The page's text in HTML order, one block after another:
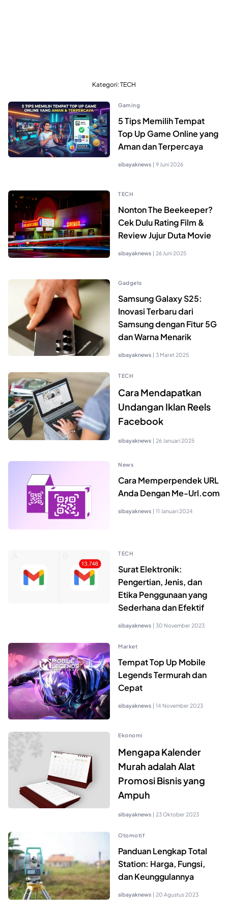
Kategori:TECH
Gaming
5 Tips Memilih Tempat
Top Up Game Online yang
Aman dan Terpercaya
sibayaknews | 9 Juni 2026
TECH
Nonton The Beekeeper?
Cek Dulu Rating Film &
Review Jujur Duta Movie
sibayaknews | 26 Juni 2025
Gadgets
Samsung Galaxy S25:
Inovasi Terbaru dari
Samsung dengan Fitur 5G
dan Warna Menarik
sibayaknews | 3 Maret 2025
TECH
Cara Mendapatkan
Undangan Iklan Reels
Facebook
sibayaknews | 26 Januari 2025
News
Cara Memperpendek URL
Anda Dengan Me-Url.com
sibayaknews | 11 Januari 2024
TECH
Surat Elektronik:
Pengertian, Jenis, dan
Etika Penggunaan yang
Sederhana dan Efektif
sibayaknews | 30 November 2023
Market
Tempat Top Up Mobile
Legends Termurah dan
Cepat
sibayaknews | 14 November 2023
Ekonomi
Mengapa Kalender
Murah adalah Alat
Promosi Bisnis yang
Ampuh
sibayaknews | 23 Oktober 2023
Otomotif
Panduan Lengkap Total
Station: Harga, Fungsi,
dan Keunggulannya
sibayaknews | 20 Agustus 2023